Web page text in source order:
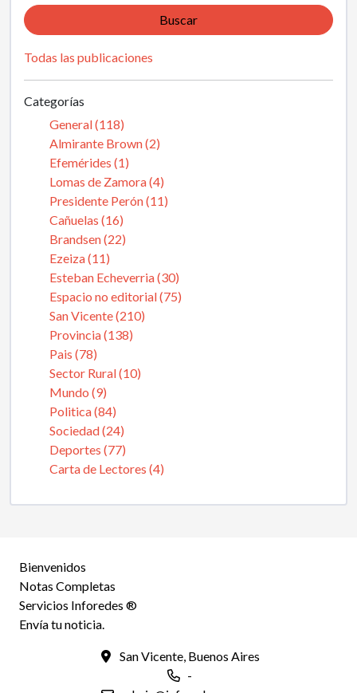
Buscar
Todas las publicaciones
Categorías
General (118)
Almirante Brown (2)
Efemérides (1)
Lomas de Zamora (4)
Presidente Perón (11)
Cañuelas (16)
Brandsen (22)
Ezeiza (11)
Esteban Echeverria (30)
Espacio no editorial (75)
San Vicente (210)
Provincia (138)
Pais (78)
Sector Rural (10)
Mundo (9)
Politica (84)
Sociedad (24)
Deportes (77)
Carta de Lectores (4)
Bienvenidos
Notas Completas
Servicios Inforedes ®
Envía tu noticia.
San Vicente, Buenos Aires
-